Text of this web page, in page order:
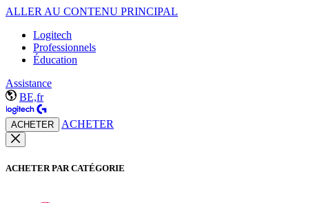
ALLER AU CONTENU PRINCIPAL
Logitech
Professionnels
Éducation
Assistance
BE,fr
ACHETER ACHETER
ACHETER PAR CATÉGORIE